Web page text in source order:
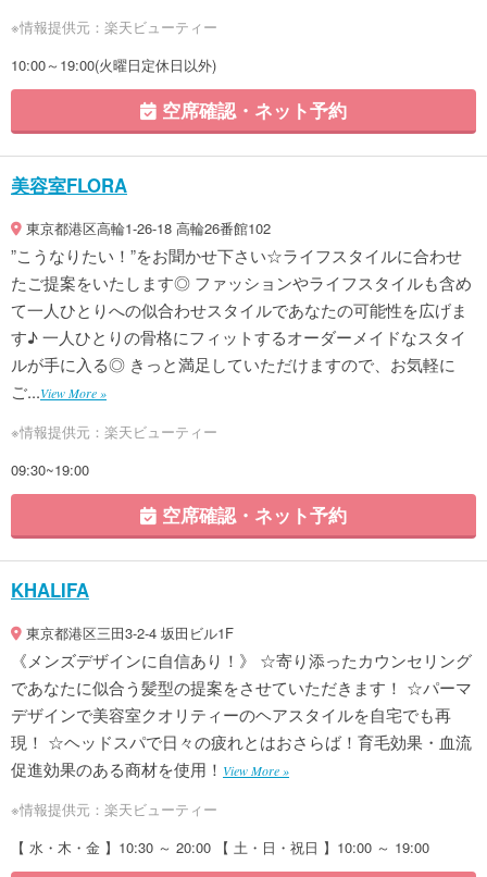
※情報提供元：楽天ビューティー
10:00～19:00(火曜日定休日以外)
空席確認・ネット予約
美容室FLORA
東京都港区高輪1-26-18 高輪26番館102
”こうなりたい！”をお聞かせ下さい☆ライフスタイルに合わせ
たご提案をいたします◎ ファッションやライフスタイルも含め
て一人ひとりへの似合わせスタイルであなたの可能性を広げま
す♪ 一人ひとりの骨格にフィットするオーダーメイドなスタイ
ルが手に入る◎ きっと満足していただけますので、お気軽に
ご...View More »
※情報提供元：楽天ビューティー
09:30~19:00
空席確認・ネット予約
KHALIFA
東京都港区三田3-2-4 坂田ビル1F
《メンズデザインに自信あり！》 ☆寄り添ったカウンセリング
であなたに似合う髪型の提案をさせていただきます！ ☆パーマ
デザインで美容室クオリティーのヘアスタイルを自宅でも再
現！ ☆ヘッドスパで日々の疲れとはおさらば！育毛効果・血流
促進効果のある商材を使用！ View More »
※情報提供元：楽天ビューティー
【 水・木・金 】10:30 ～ 20:00 【 土・日・祝日 】10:00 ～ 19:00